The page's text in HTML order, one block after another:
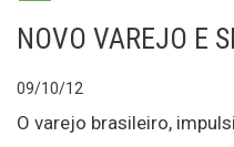
NOVO VAREJO E
09/10/12
O varejo brasileiro,